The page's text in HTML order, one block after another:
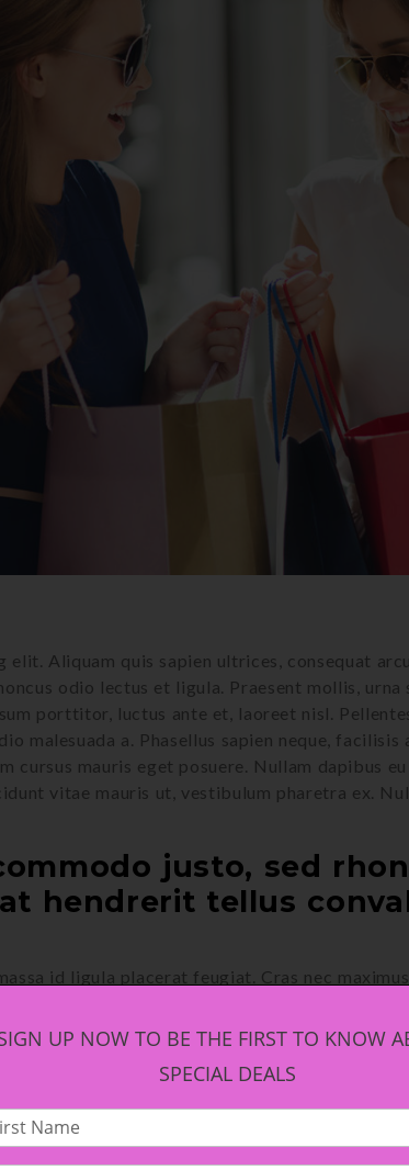
Aliquam quis sapien ultrices, consequat
odio lectus et ligula. Praesent mollis,
porttitor, luctus ante et, laoreet nisl.
malesuada a. Phasellus sapien neque,
cursus mauris eget posuere. Nullam dapibus
vitae mauris ut, vestibulum pharetra ex.
justo, sed
hendrerit tellus
id ligula placerat feugiat. Cras nec
facilisis. Nullam vitae congue est, ut
ultrices porta. In hac habitasse platea
faucibus mauris ut imperdiet semper. Donec
elementum felis.
Sed ultricies nulla ut consectetur
In non mollis lorem. Nulla facilisi.
UP NOW TO BE THE FIRST TO KNOW
SPECIAL DEALS